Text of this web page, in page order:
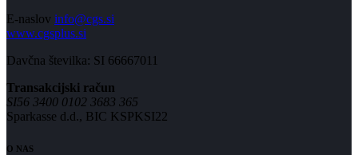
E-naslov info@cgs.si
www.cgsplus.si
Davčna številka: SI 66667011
Transakcijski račun
SI56 3400 0102 3683 365
Sparkasse d.d., BIC KSPKSI22
O NAS